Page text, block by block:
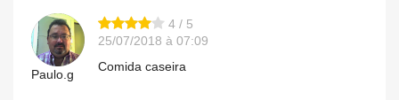
Paulo.g
4 / 5
25/07/2018 à 07:09
Comida caseira